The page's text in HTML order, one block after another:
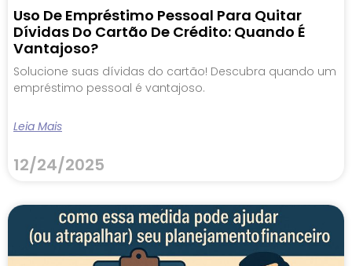
Uso De Empréstimo Pessoal Para Quitar
Dívidas Do Cartão De Crédito: Quando É
Vantajoso?
Solucione suas dívidas do cartão! Descubra quando um
empréstimo pessoal é vantajoso.
Leia Mais
12/24/2025